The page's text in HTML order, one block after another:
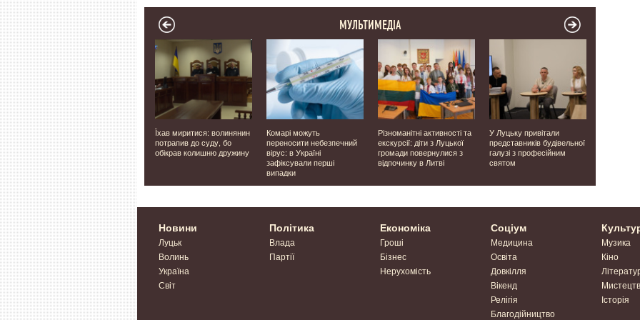
МУЛЬТИМЕДІА
Фіктивно влаштовували
чоловіків на роботу: у
Луцьку п'ятьом
працівникам ліцею
повідомили про підозру
Їхав миритися: волинянин
потрапив до суду, бо
обікрав колишню дружину
Комарі можуть
переносити небезпечний
вірус: в Україні
зафіксували перші
випадки
Різноманітні активності та
екскурсії: діти з Луцької
громади повернулися з
відпочинку в Литві
У Луцьку привітали
представників будівельної
галузі з професійним
святом
Новини
Луцьк
Волинь
Україна
Світ
Політика
Влада
Партії
Економіка
Гроші
Бізнес
Нерухомість
Соціум
Медицина
Освіта
Довкілля
Вікенд
Релігія
Благодійництво
Музика
Кіно
Історія